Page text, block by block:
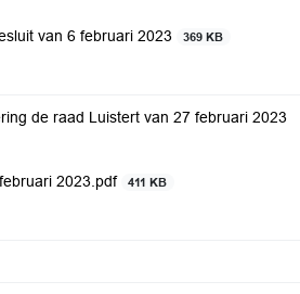
van 6 februari 2023
369 KB
de raad Luistert van 27 februari 2023
2023.pdf
411 KB